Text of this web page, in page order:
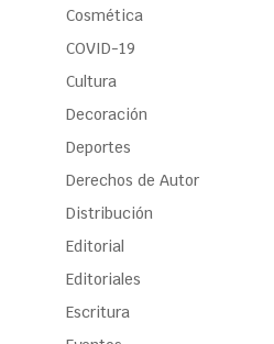
Cosmética
COVID-19
Cultura
Decoración
Deportes
Derechos de Autor
Distribución
Editorial
Editoriales
Escritura